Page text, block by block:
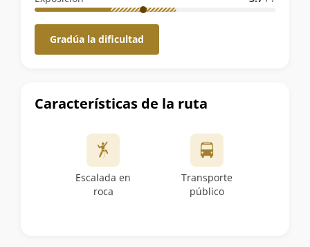
Gradúa la dificultad
Características de la ruta
Escalada en
roca
Transporte
público